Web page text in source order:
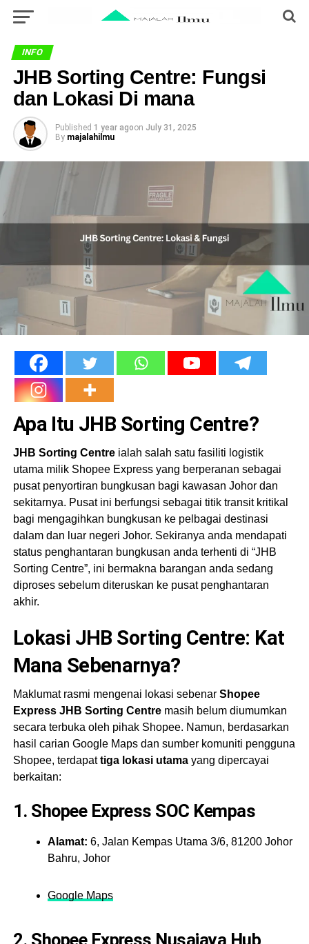
INFO
JHB Sorting Centre: Fungsi
dan Lokasi Di mana
Published 1 year agoon July 31, 2025
By majalahilmu
Apa Itu JHB Sorting Centre?
JHB Sorting Centreialah salah satu fasiliti logistik
utama milik Shopee Express yang berperanan sebagai
pusat penyortiran bungkusan bagi kawasan Johor dan
sekitarnya. Pusat ini berfungsi sebagai titik transit kritikal
bagi mengagihkan bungkusan ke pelbagai destinasi
dalam dan luar negeri Johor. Sekiranya anda mendapati
status penghantaran bungkusan anda terhenti di “JHB
Sorting Centre”, ini bermakna barangan anda sedang
diproses sebelum diteruskan ke pusat penghantaran
akhir.
Lokasi JHB Sorting Centre: Kat
Mana Sebenarnya?
Maklumat rasmi mengenai lokasi sebenar Shopee
Express JHB Sorting Centremasih belum diumumkan
secara terbuka oleh pihak Shopee. Namun, berdasarkan
hasil carian Google Maps dan sumber komuniti pengguna
Shopee, terdapattiga lokasi utamayang dipercayai
berkaitan:
1. Shopee Express SOC Kempas
Alamat: 6, Jalan Kempas Utama 3/6, 81200 Johor
Bahru, Johor
Google Maps
2. Shopee Express Nusajaya Hub